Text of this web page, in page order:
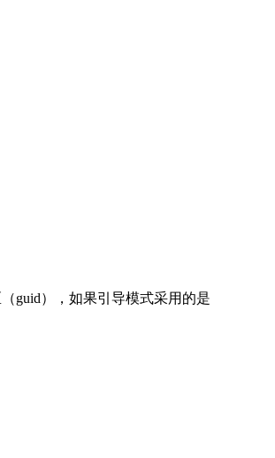
guid），如果引导模式采用的是